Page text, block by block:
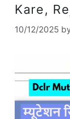
Kare,
10/12/2025